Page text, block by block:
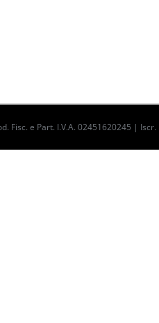
Fisc. e Part. I.V.A. 02451620245 |